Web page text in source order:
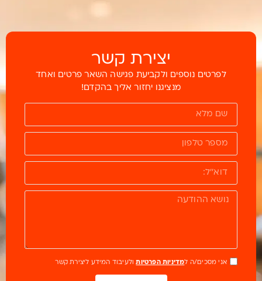
יצירת קשר
לפרטים נוספים ולקביעת פגישה השאר פרטים ואחד
מנציגנו יחזור אליך בהקדם!
אני מסכים/ה למדיניות הפרטיותולעיבוד המידע ליצירת קשר